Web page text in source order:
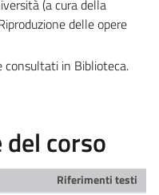
(a cura della
delle opere
consultati in Biblioteca.
corso
Riferimenti testi